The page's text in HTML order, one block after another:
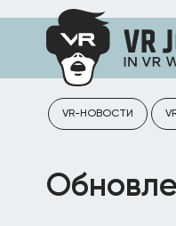
VR-НОВОСТИ